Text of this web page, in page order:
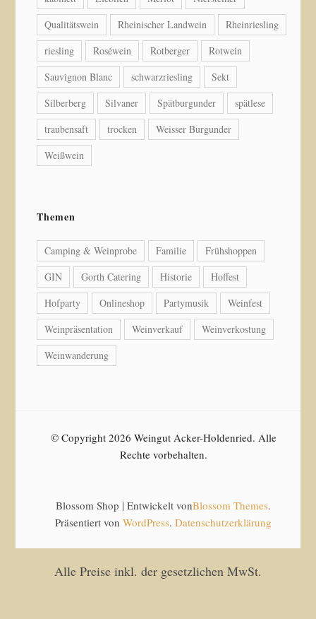
Qualitätswein
Rheinischer Landwein
Rheinriesling
riesling
Roséwein Rotberger
Rotwein
Sauvignon Blanc
schwarzriesling
Sekt
Silberberg
Silvaner Spätburgunder
spätlese
traubensaft
trocken
Weisser Burgunder
Weißwein
Themen
Camping & Weinprobe Familie
Frühshoppen
GIN
Gorth Catering Historie
Hoffest
Hofparty
Onlineshop Partymusik
Weinfest
Weinpräsentation
Weinverkauf
Weinverkostung
Weinwanderung
© Copyright 2026 Weingut Acker-Holdenried. Alle
Rechte vorbehalten.
Blossom Shop | Entwickelt vonBlossom Themes.
Präsentiert von WordPress. Datenschutzerklärung
Alle Preise inkl. der gesetzlichen MwSt.